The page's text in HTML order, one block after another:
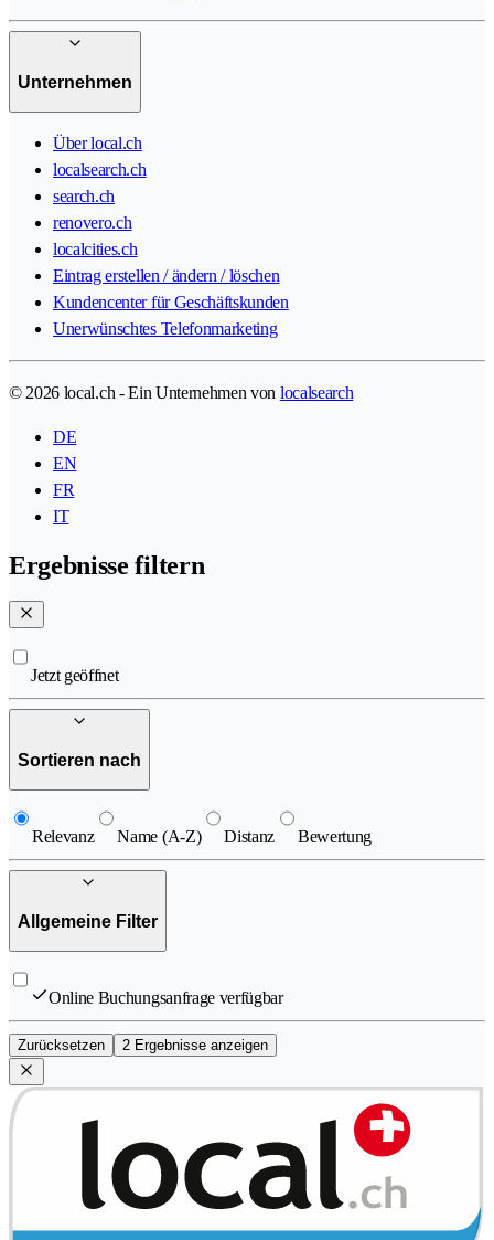
Unternehmen
Über local.ch
localsearch.ch
search.ch
renovero.ch
localcities.ch
Eintrag erstellen / ändern / löschen
Kundencenter für Geschäftskunden
Unerwünschtes Telefonmarketing
© 2026 local.ch - Ein Unternehmen von localsearch
DE
EN
FR
IT
Ergebnisse filtern
Jetzt geöffnet
Sortieren nach
Relevanz Name (A-Z) Distanz Bewertung
Allgemeine Filter
Online Buchungsanfrage verfügbar
Zurücksetzen 2 Ergebnisse anzeigen